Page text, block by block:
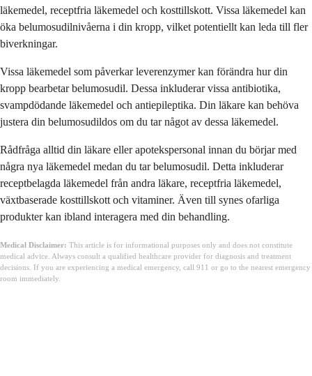
läkemedel, receptfria läkemedel och kosttillskott. Vissa läkemedel kan
öka belumosudilnivåerna i din kropp, vilket potentiellt kan leda till fler
biverkningar.
Vissa läkemedel som påverkar leverenzymer kan förändra hur din
kropp bearbetar belumosudil. Dessa inkluderar vissa antibiotika,
svampdödande läkemedel och antiepileptika. Din läkare kan behöva
justera din belumosudildos om du tar något av dessa läkemedel.
Rådfråga alltid din läkare eller apotekspersonal innan du börjar med
några nya läkemedel medan du tar belumosudil. Detta inkluderar
receptbelagda läkemedel från andra läkare, receptfria läkemedel,
växtbaserade kosttillskott och vitaminer. Även till synes ofarliga
produkter kan ibland interagera med din behandling.
Medical Disclaimer: This article is for informational purposes only and does not constitute
medical advice. Always consult a qualified healthcare provider for diagnosis and treatment
decisions. If you are experiencing a medical emergency, call 911 or go to the nearest emergency
room immediately.